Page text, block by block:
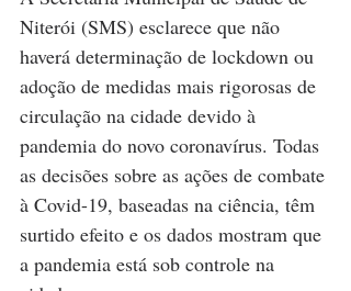
Niterói (SMS) esclarece que não
haverá determinação de lockdown ou
adoção de medidas mais rigorosas de
circulação na cidade devido à
pandemia do novo coronavírus. Todas
as decisões sobre as ações de combate
à Covid-19, baseadas na ciência, têm
surtido efeito e os dados mostram que
a pandemia está sob controle na